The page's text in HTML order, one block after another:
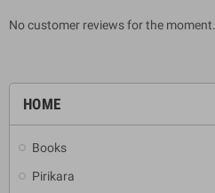
HOME
Books
Pirikara
No customer reviews for the moment.